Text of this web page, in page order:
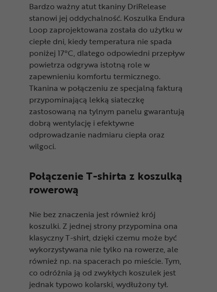
Bardzo ważny atut tkaniny DriRelease
stanowi jej oddychalność. Koszulka Endura
Loop zaprojektowana została do użytku w
ciepłe dni, kiedy temperatura nie spada
poniżej 17°C, dlatego odpowiedni przepływ
powietrza odgrywa istotną role w
zapewnieniu komfortu termicznego.
Tkanina w połączeniu ze specjalną fakturą
przypominającą lekką siateczkę
zastosowaną na tylnym panelu gwarantują
dobrą wentylację i efektywne
odprowadzanie nadmiaru ciepła oraz
wilgoci.
Połączenie T-shirta z koszulką
rowerową
Nie bez znaczenia jest również krój
koszulki. Z jednej strony przypomina ona
klasyczny T-shirt, dzięki czemu może być
wykorzystywana nie tylko na rowerze, ale
również np. na spacerach po mieście. Tym,
co odróżnia ją od zwykłych koszulek jest
jednak typowo kolarski, wydłużony tył.